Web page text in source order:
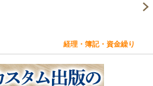
経理・簿記・資金繰り